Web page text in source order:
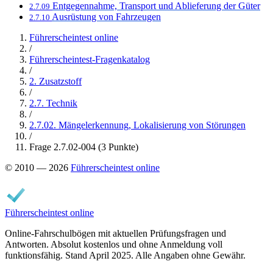
2.7.09 Entgegennahme, Transport und Ablieferung der Güter
2.7.10 Ausrüstung von Fahrzeugen
Führerscheintest online
/
Führerscheintest-Fragenkatalog
/
2. Zusatzstoff
/
2.7. Technik
/
2.7.02. Mängelerkennung, Lokalisierung von Störungen
/
Frage 2.7.02-004 (3 Punkte)
© 2010 — 2026 Führerscheintest online
Führerscheintest online
Online-Fahrschulbögen mit aktuellen Prüfungsfragen und
Antworten. Absolut kostenlos und ohne Anmeldung voll
funktionsfähig. Stand April 2025. Alle Angaben ohne Gewähr.